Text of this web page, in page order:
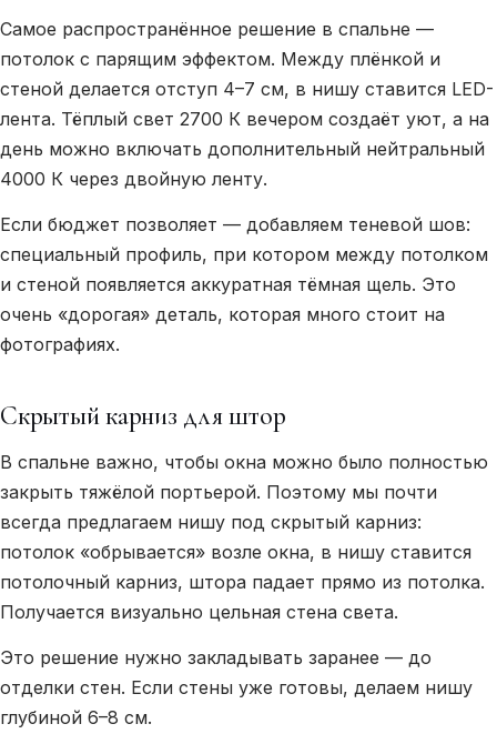
Самое распространённое решение в спальне —
потолок с парящим эффектом. Между плёнкой и
стеной делается отступ 4–7 см, в нишу ставится LED-
лента. Тёплый свет 2700 К вечером создаёт уют, а на
день можно включать дополнительный нейтральный
4000 К через двойную ленту.
Если бюджет позволяет — добавляем теневой шов:
специальный профиль, при котором между потолком
и стеной появляется аккуратная тёмная щель. Это
очень «дорогая» деталь, которая много стоит на
фотографиях.
Скрытый карниз для штор
В спальне важно, чтобы окна можно было полностью
закрыть тяжёлой портьерой. Поэтому мы почти
всегда предлагаем нишу под скрытый карниз:
потолок «обрывается» возле окна, в нишу ставится
потолочный карниз, штора падает прямо из потолка.
Получается визуально цельная стена света.
Это решение нужно закладывать заранее — до
отделки стен. Если стены уже готовы, делаем нишу
глубиной 6–8 см.